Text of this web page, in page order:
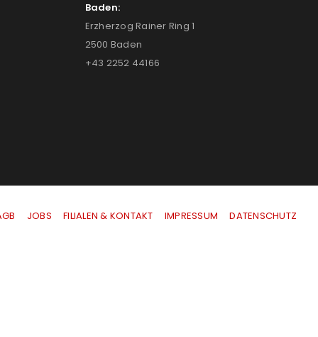
Baden:
Erzherzog Rainer Ring 1
2500 Baden
+43 2252 44166
JOBS FILIALEN & KONTAKT IMPRESSUM |DATENSCHUTZ